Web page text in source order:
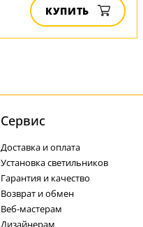
КУПИТЬ
Cервис
Доставка и оплата
Установка светильников
Гарантия и качество
Возврат и обмен
Веб-мастерам
Дизайнерам